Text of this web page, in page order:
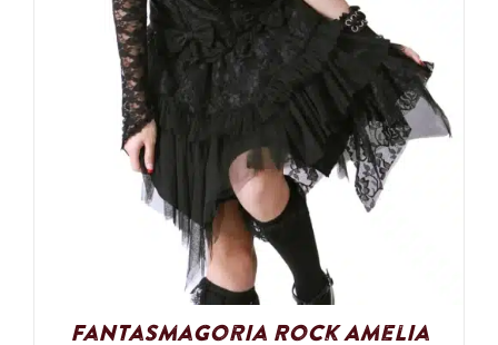
Fantasmagoria Rock Amelia